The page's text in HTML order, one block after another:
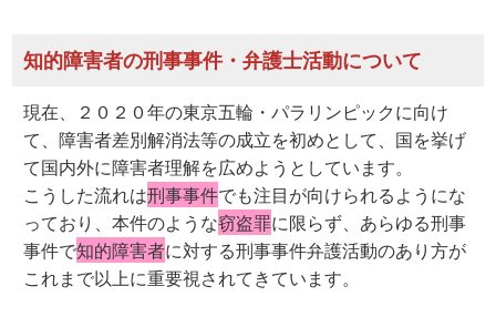
知的障害者の刑事事件・弁護士活動について
現在、２０２０年の東京五輪・パラリンピックに向け
て、障害者差別解消法等の成立を初めとして、国を挙げ
て国内外に障害者理解を広めようとしています。
こうした流れは刑事事件でも注目が向けられるようにな
っており、本件のような窃盗罪に限らず、あらゆる刑事
事件で知的障害者に対する刑事事件弁護活動のあり方が
これまで以上に重要視されてきています。